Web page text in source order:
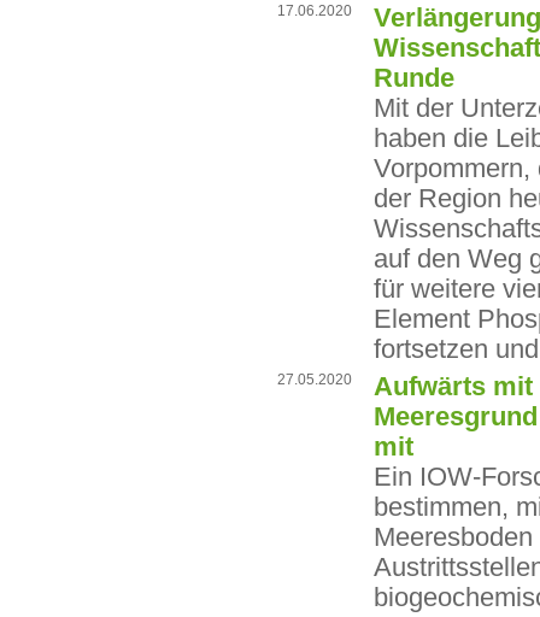
17.06.2020
Runde
Mit der
haben die
der Region
auf den Weg
für weitere
Element
fortsetzen
27.05.2020
Aufwärts mit
mit
Ein IOW-
bestimmen,